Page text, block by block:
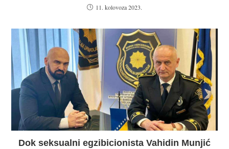
11. kolovoza 2023.
Dok seksualni egzibicionista Vahidin Munjić